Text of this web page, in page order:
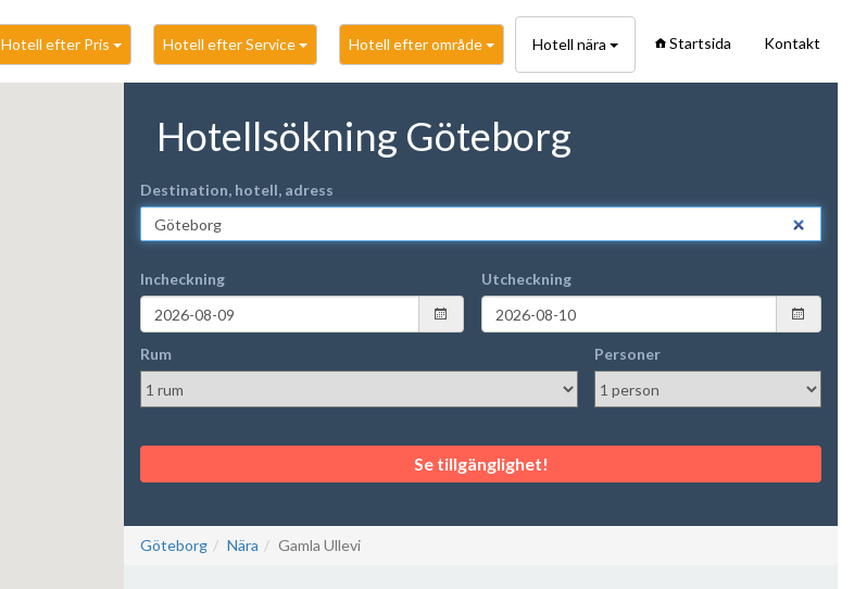
Hotell efter Pris Hotell efter Service Hotell efter område Hotell nära Startsida Kontakt
Hotellsökning Göteborg
Destination, hotell, adress
Incheckning Utcheckning
Rum Personer
Se tillgänglighet!
Göteborg Nära Gamla Ullevi